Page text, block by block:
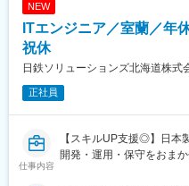
NEW
ITエンジニア／室蘭／年
祝休
日鉄ソリューションズ北海道株
正社員
仕事内容
【スキルUP支援◎】日本
開発・運用・保守をおま